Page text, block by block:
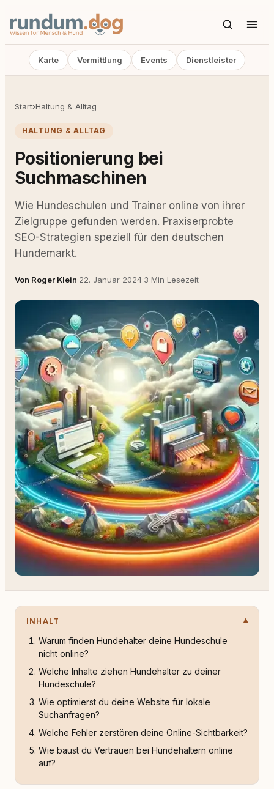
Karte Vermittlung Events Dienstleister
Start›Haltung & Alltag
HALTUNG & ALLTAG
Positionierung bei
Suchmaschinen
Wie Hundeschulen und Trainer online von ihrer
Zielgruppe gefunden werden. Praxiserprobte
SEO-Strategien speziell für den deutschen
Hundemarkt.
Von Roger Klein·22. Januar 2024·3 Min Lesezeit
INHALT
Warum finden Hundehalter deine Hundeschule
nicht online?
Welche Inhalte ziehen Hundehalter zu deiner
Hundeschule?
Wie optimierst du deine Website für lokale
Suchanfragen?
Welche Fehler zerstören deine Online-Sichtbarkeit?
Wie baust du Vertrauen bei Hundehaltern online
auf?